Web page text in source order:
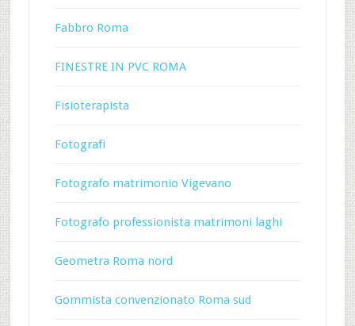
Fabbro Roma
FINESTRE IN PVC ROMA
Fisioterapista
Fotografi
Fotografo matrimonio Vigevano
Fotografo professionista matrimoni laghi
Geometra Roma nord
Gommista convenzionato Roma sud